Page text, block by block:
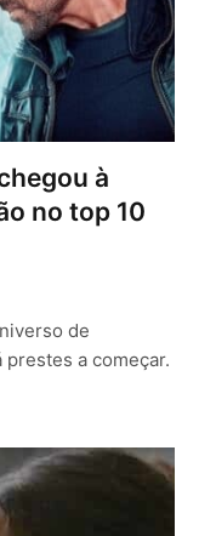
à
no top 10
de
a começar.